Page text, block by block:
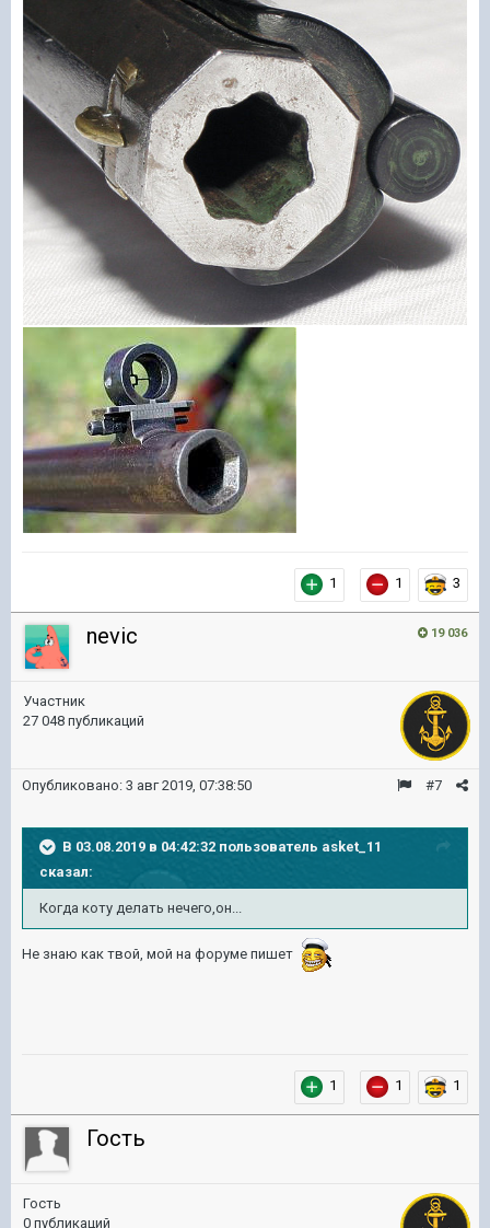
1 1 3
19 036
nevic
Участник
27 048 публикаций
#7
Опубликовано: 3 авг 2019, 07:38:50
В 03.08.2019 в 04:42:32 пользователь asket_11
сказал:
Когда коту делать нечего,он...
Не знаю как твой, мой на форуме пишет
1 1 1
Гость
Гость
0 публикаций